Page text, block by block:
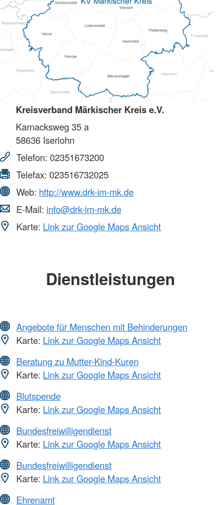
Kreisverband Märkischer Kreis e.V.
Karnacksweg 35 a
58636 Iserlohn
Telefon: 02351673200
Telefax: 023516732025
Web: http://www.drk-im-mk.de
E-Mail: info@drk-im-mk.de
Karte: Link zur Google Maps Ansicht
Dienstleistungen
Angebote für Menschen mit Behinderungen
Karte: Link zur Google Maps Ansicht
Beratung zu Mutter-Kind-Kuren
Karte: Link zur Google Maps Ansicht
Blutspende
Karte: Link zur Google Maps Ansicht
Bundesfreiwilligendienst
Karte: Link zur Google Maps Ansicht
Bundesfreiwilligendienst
Karte: Link zur Google Maps Ansicht
Ehrenamt